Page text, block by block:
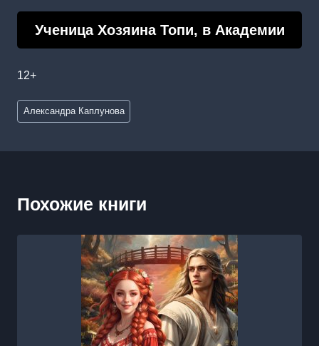
Ученица Хозяина Топи, в Академии
12+
Метки
записи:
Александра Каплунова
Похожие книги